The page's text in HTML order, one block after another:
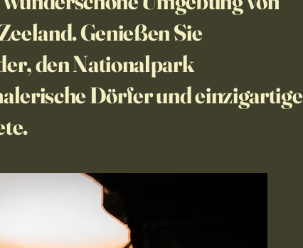
Genießen Sie
den Nationalpark
Dörfer und einzigartige